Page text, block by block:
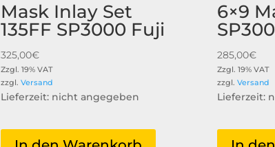
Mask Inlay Set
135FF SP3000 Fuji
325,00€
Zzgl. 19% VAT
zzgl.Versand
Lieferzeit: nicht angegeben
6×9
285,00€
Zzgl. 19% VAT
zzgl. Versand
Lieferzeit: